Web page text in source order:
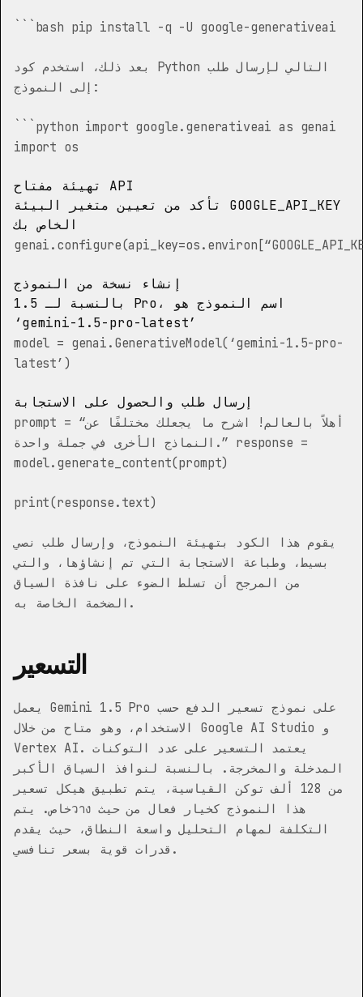
```bash pip install -q -U google-generativeai
بعد ذلك، استخدم كود Python التالي لإرسال طلب
إلى النموذج:
```python import google.generativeai as genai
import os
تهيئة مفتاح API
تأكد من تعيين متغير البيئة GOOGLE_API_KEY
الخاص بك
إنشاء نسخة من النموذج
بالنسبة لـ 1.5 Pro، اسم النموذج هو
‘gemini-1.5-pro-latest’
model = genai.GenerativeModel(‘gemini-1.5-pro-
latest’)
إرسال طلب والحصول على الاستجابة
prompt = “أهلاً بالعالم! اشرح ما يجعلك مختلفًا عن
النماذج الأخرى في جملة واحدة.” response =
model.generate_content(prompt)
print(response.text)
يقوم هذا الكود بتهيئة النموذج، وإرسال طلب نصي
بسيط، وطباعة الاستجابة التي تم إنشاؤها، والتي
من المرجح أن تسلط الضوء على نافذة السياق
الضخمة الخاصة به.
التسعير
يعمل Gemini 1.5 Pro على نموذج تسعير الدفع حسب
الاستخدام، وهو متاح من خلال Google AI Studio و
Vertex AI. يعتمد التسعير على عدد التوكنات
المدخلة والمخرجة. بالنسبة لنوافذ السياق الأكبر
من 128 ألف توكن القياسية، يتم تطبيق هيكل تسعير
خاص. يتمวาง هذا النموذج كخيار فعال من حيث
التكلفة لمهام التحليل واسعة النطاق، حيث يقدم
قدرات قوية بسعر تنافسي.